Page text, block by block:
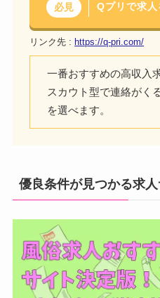
必見 Qプリで求
リンク先 : https://q-pri.com/
一番おすすめの高収入
スカウト型で連絡がく
を選べます。
優良条件が見つかる求人